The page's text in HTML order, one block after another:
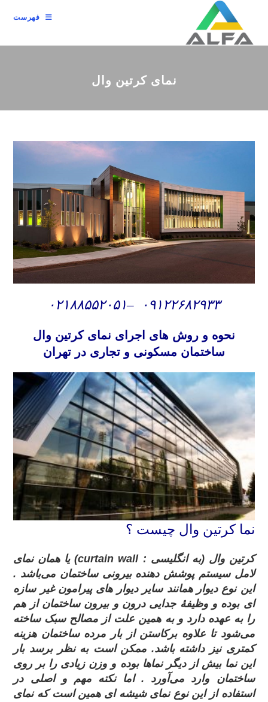
محتوا
فهرست
نمای کرتین وال
۰۹۱۲۲۶۸۲۹۳۳ –۰۲۱۸۸۵۵۲۰۵۱
نحوه و روش های اجرای نمای کرتین وال
ساختمان مسکونی و تجاری در تهران
نما کرتین وال چیست ؟
کرتین وال (به انگلیسی :curtain wall) یا همان نمای
لامل سیستم پوشش دهنده بیرونی ساختمان می‌باشد .
این نوع دیوار همانند سایر دیوار های پیرامون غیر سازه‌
ای بوده و وظیفهٔ جدایی درون و بیرون ساختمان از هم
را به عهده دارد و به همین علت از مصالح سبک ساخته
می‌شود تا علاوه برکاستن از بار مرده ساختمان هزینه
کمتری نیز داشته باشد. ممکن است به نظر برسد بار
این نما بیش از دیگر نماها بوده و وزن زیادی را بر روی
ساختمان وارد می‌آورد . اما نکته مهم و اصلی در
استفاده از این نوع نمای شیشه‌ ای همین است که نمای